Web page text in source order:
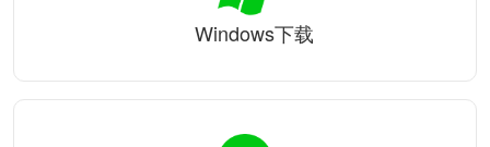
Windows下载